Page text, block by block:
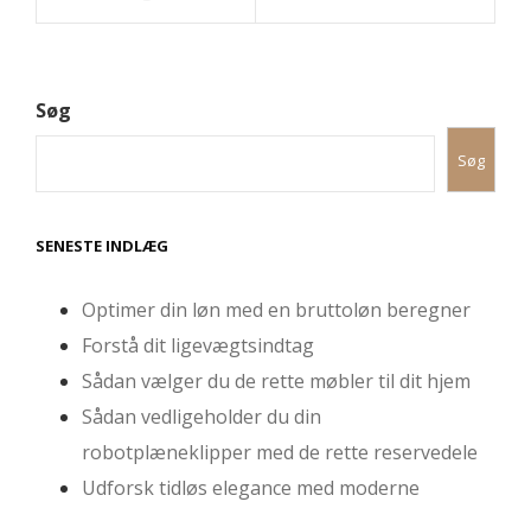
Søg
Søg
SENESTE INDLÆG
Optimer din løn med en bruttoløn beregner
Forstå dit ligevægtsindtag
Sådan vælger du de rette møbler til dit hjem
Sådan vedligeholder du din
robotplæneklipper med de rette reservedele
Udforsk tidløs elegance med moderne